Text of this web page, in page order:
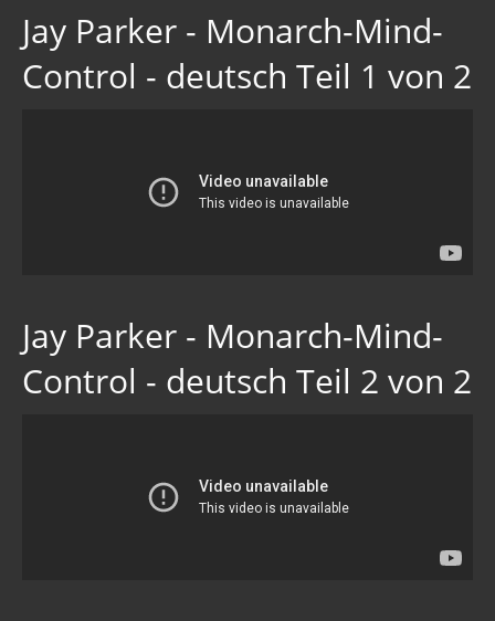
Jay Parker - Monarch-Mind-
Control - deutsch Teil 1 von 2
Jay Parker - Monarch-Mind-
Control - deutsch Teil 2 von 2